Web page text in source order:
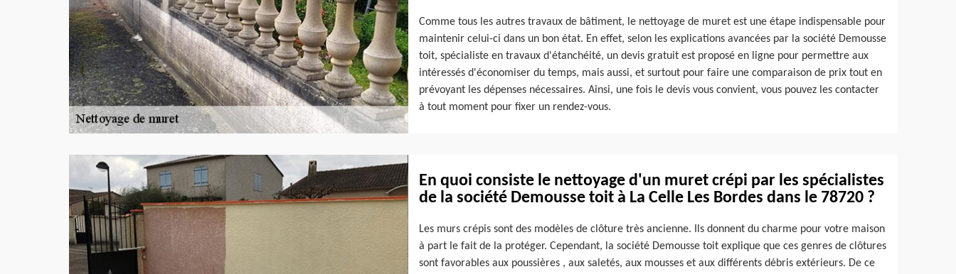
Comme tous les autres travaux de bâtiment, le nettoyage de muret est une étape indispensable pour
maintenir celui-ci dans un bon état. En effet, selon les explications avancées par la société Demousse
toit, spécialiste en travaux d'étanchéité, un devis gratuit est proposé en ligne pour permettre aux
intéressés d'économiser du temps, mais aussi, et surtout pour faire une comparaison de prix tout en
prévoyant les dépenses nécessaires. Ainsi, une fois le devis vous convient, vous pouvez les contacter
à tout moment pour fixer un rendez-vous.
En quoi consiste le nettoyage d'un muret crépi par les spécialistes
de la société Demousse toit à La Celle Les Bordes dans le 78720 ?
Les murs crépis sont des modèles de clôture très ancienne. Ils donnent du charme pour votre maison
à part le fait de la protéger. Cependant, la société Demousse toit explique que ces genres de clôtures
sont favorables aux poussières , aux saletés, aux mousses et aux différents débris extérieurs. De ce